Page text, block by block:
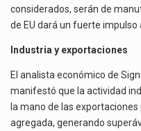
considerados, serán de
de EU dará un fuerte impulso
Industria y exportaciones
El analista económico de
manifestó que la actividad
la mano de las
agregada, generando